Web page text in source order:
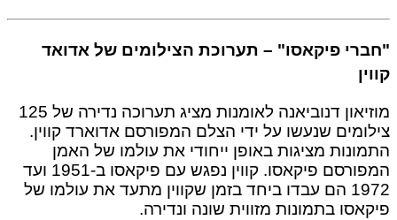
פיקאסו" – תערוכת הצילומים של אדואד
מוזיאון דנוביאנה לאומנות מציג תערוכה נדירה של 125
שנעשו על ידי הצלם המפורסם אדוארד קווין.
מציגות באופן ייחודי את עולמו של האמן
המפורסם פיקאסו. קווין נפגש עם פיקאסו ב-1951 ועד
1972 הם עבדו ביחד בזמן שקווין מתעד את עולמו של
בתמונות מזווית שונה ונדירה.